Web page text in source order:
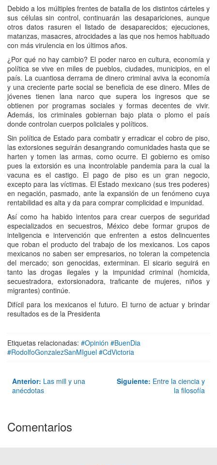
Debido a los múltiples frentes de batalla de los distintos cárteles y
sus células sin control, continuarán las desapariciones, aunque
otros datos rasuren el listado de desaparecidos; ejecuciones,
matanzas, masacres, atrocidades a las que nos hemos habituado
con más virulencia en los últimos años.
¿Por qué no hay cambio? El poder narco en cultura, economía y
política se vive en miles de pueblos, ciudades, municipios, en el
país. La cuantiosa derrama de dinero criminal aviva la economía
y una creciente parte social se beneficia de ese dinero. Miles de
jóvenes tienen lana narco que supera los ingresos que se
obtienen por programas sociales y formas decentes de vivir.
Además, los criminales gobiernan bajo plata o plomo el país
donde controlan cuerpos policiales y políticos.
Sin política de Estado para combatir y erradicar el cobro de piso,
las extorsiones seguirán desangrando comunidades hasta que se
harten y tomen las armas, como ocurre. El gobierno es omiso
pues la extorsión es una incontrolable pandemia para la cual la
vacuna es el castigo. El pago de piso es un gran negocio,
excepto para las víctimas. El Estado mexicano (sus tres poderes)
en negación, pasmado, ante la expansión de un fenómeno cuya
rentabilidad es alta y da para comprar complicidad e impunidad.
Así como ha habido intentos para crear cuerpos de seguridad
especializados en secuestros, México debe formar grupos de
inteligencia e intervención que enfrenten a estos delincuentes
que roban el producto del trabajo de los mexicanos. Los capos
mexicanos no saben ser empresarios, no toleran la competencia
del mercado; son genocidas, exterminan. El sicario seguirá en
tanto las drogas ilegales y la impunidad criminal (homicida,
secuestradora, extorsionadora, traficante de mujeres, niños y
migrantes) continúe.
Difícil para los mexicanos el futuro. El turno de actuar y brindar
resultados es de la Presidenta
Etiquetas relacionadas: #Opinión #BuenDia
#RodolfoGonzalezSanMIguel #CdVictoria
Anterior: Las mill y una
anécdotas
Siguiente: Entre la ciencia y
la filosofía
Comentarios